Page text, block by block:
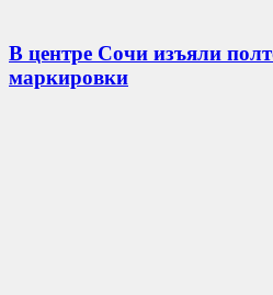
В центре Сочи изъяли
маркировки